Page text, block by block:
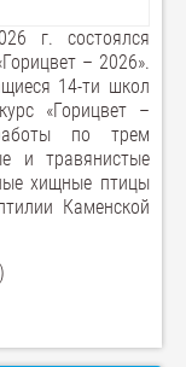
г. состоялся
– 2026».
14-ти школ
«Горицвет –
по трем
и травянистые
хищные птицы
Каменской